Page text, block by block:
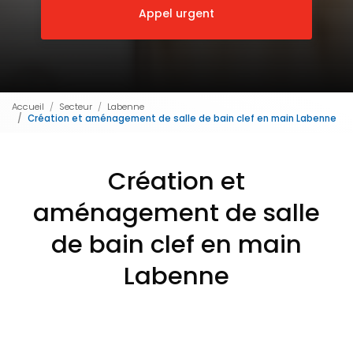
Appel urgent
Accueil Secteur
Labenne
Création et aménagement de salle de bain clef en main Labenne
Création et
aménagement de salle
de bain clef en main
Labenne